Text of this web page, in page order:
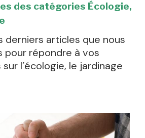
des catégories Écologie,
derniers articles que nous
pour répondre à vos
l’écologie, le jardinage